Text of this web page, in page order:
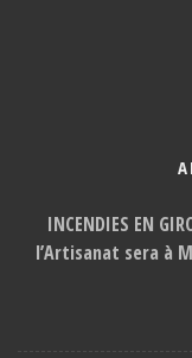
INCENDIES EN
l’Artisanat sera à